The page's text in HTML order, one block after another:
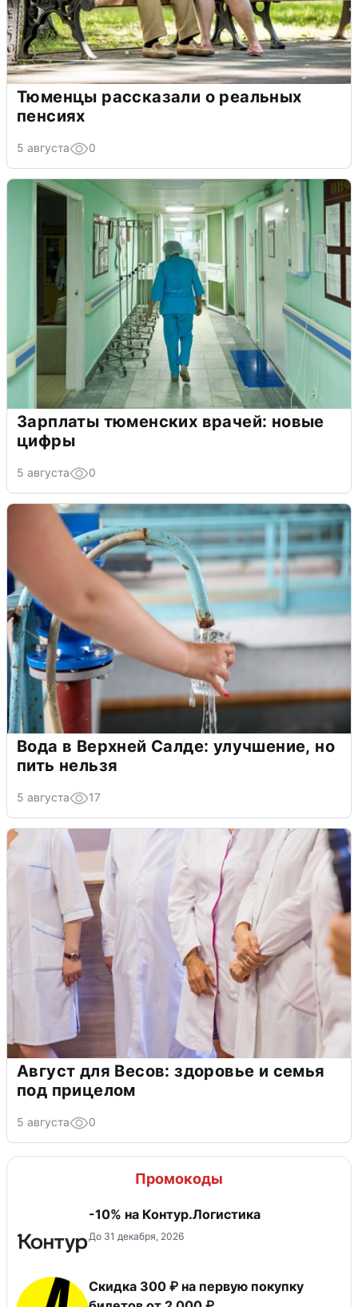
Тюменцы рассказали о реальных
пенсиях
5 августа 0
Зарплаты тюменских врачей: новые
цифры
5 августа 0
Вода в Верхней Салде: улучшение, но
пить нельзя
5 августа 17
Август для Весов: здоровье и семья
под прицелом
5 августа 0
Промокоды
-10% на Контур.Логистика
До 31 декабря, 2026
Скидка 300 ₽ на первую покупку